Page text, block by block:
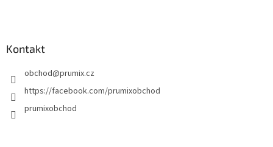
Kontakt
obchod@prumix.cz
https://facebook.com/prumixobchod
prumixobchod